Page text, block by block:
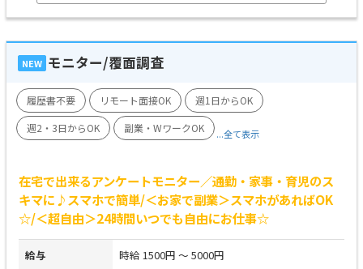
NEW モニター/覆面調査
履歴書不要 リモート面接OK
週1日からOK
週2・3日からOK
副業・WワークOK ...全て表示
在宅で出来るアンケートモニター／通勤・家事・育児のス
キマに♪スマホで簡単/＜お家で副業＞スマホがあればOK
☆/＜超自由＞24時間いつでも自由にお仕事☆
給与 時給 1500円 ～ 5000円